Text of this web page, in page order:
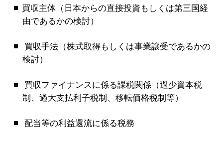
買収主体（日本からの直接投資もしくは第三国経
由であるかの検討）
買収手法（株式取得もしくは事業譲受であるかの
検討）
買収ファイナンスに係る課税関係（過少資本税
制、過大支払利子税制、移転価格税制等）
配当等の利益還流に係る税務